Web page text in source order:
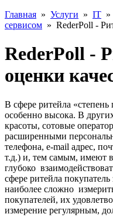
Главная » Услуги » IT »
сервисом » RederPoll -
RederPoll -
оценки
В сфере ритейла
особенно высока. В
красоты, сотовые
расширенными
телефона, e-mail адрес,
т.д.) и, тем самым, имеют
глубоко
сфере ритейла
наиболее сложно
покупателей, их
измерение регулярным,